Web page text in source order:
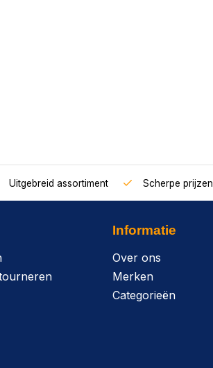
Uitgebreid assortiment Scherpe prijzen
Informatie
Over ons
Merken
Categorieën